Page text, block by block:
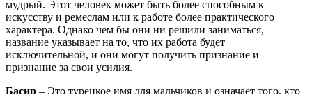
мудрый. Этот человек может быть более способным к
искусству и ремеслам или к работе более практического
характера. Однако чем бы они ни решили заниматься,
название указывает на то, что их работа будет
исключительной, и они могут получить признание и
признание за свои усилия.
Басир – Это турецкое имя для мальчиков и означает того, кто